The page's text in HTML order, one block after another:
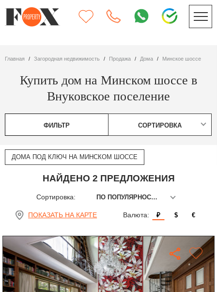
Главная Загородная недвижимость Продажа дома Минское шоссе
Купить дом на Минском шоссе в
Внуковское поселение
ФИЛЬТР СОРТИРОВКА
ДОМА ПОД КЛЮЧ НА МИНСКОМ ШОССЕ
НАЙДЕНО 2 ПРЕДЛОЖЕНИЯ
Сортировка: ПО ПОПУЛЯРНОСТИ
ПОКАЗАТЬ НА КАРТЕ Валюта: ₽ $ €